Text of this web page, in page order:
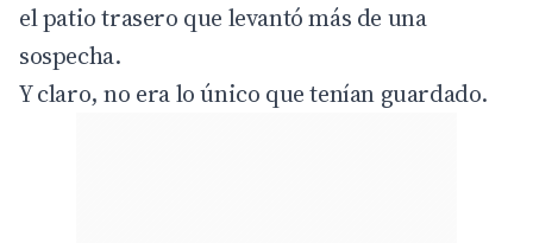
el patio trasero que levantó más de una
sospecha.
Y claro, no era lo único que tenían guardado.